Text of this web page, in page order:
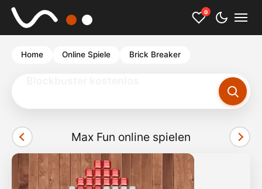
0
Home Online Spiele Brick Breaker
Max Fun online spielen